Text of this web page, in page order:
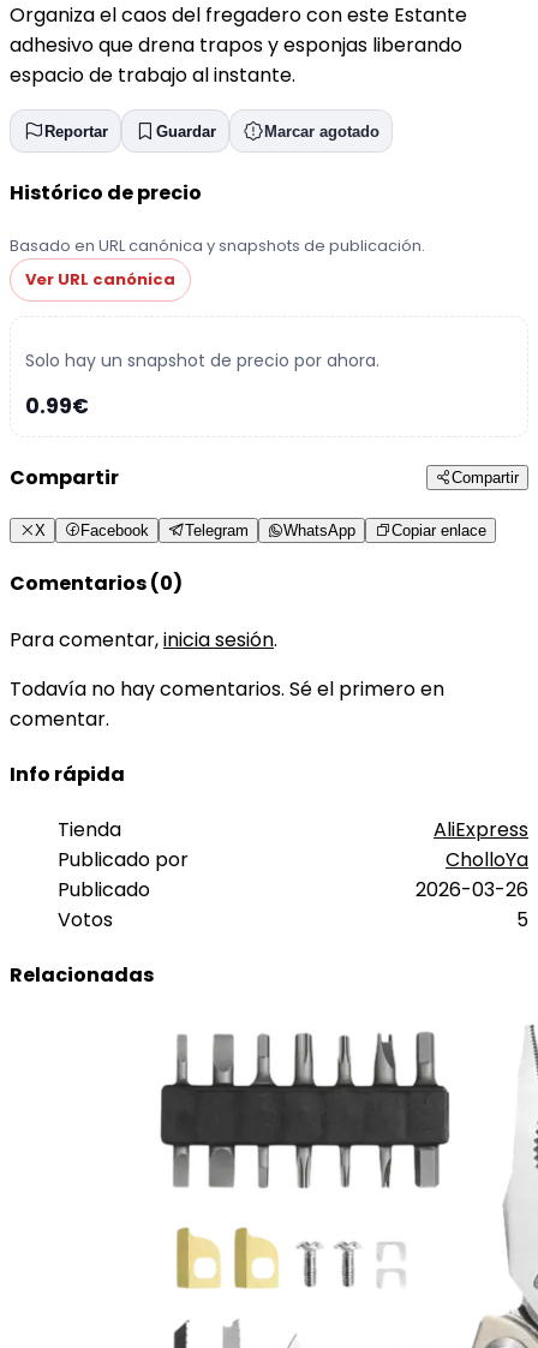
Organiza el caos del fregadero con este Estante
adhesivo que drena trapos y esponjas liberando
espacio de trabajo al instante.
Reportar Guardar Marcar agotado
Histórico de precio
Basado en URL canónica y snapshots de publicación.
Ver URL canónica
Solo hay un snapshot de precio por ahora.
0.99€
Compartir Compartir
X Facebook Telegram WhatsApp Copiar enlace
Comentarios (0)
Para comentar,inicia sesión.
Todavía no hay comentarios. Sé el primero en
comentar.
Info rápida
Tienda
AliExpress
Publicado por
CholloYa
Publicado
2026-03-26
Votos
5
Relacionadas